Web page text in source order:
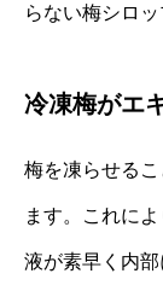
らない梅シロ
冷凍梅がエ
梅を凍らせる
ます。これに
液が素早く内